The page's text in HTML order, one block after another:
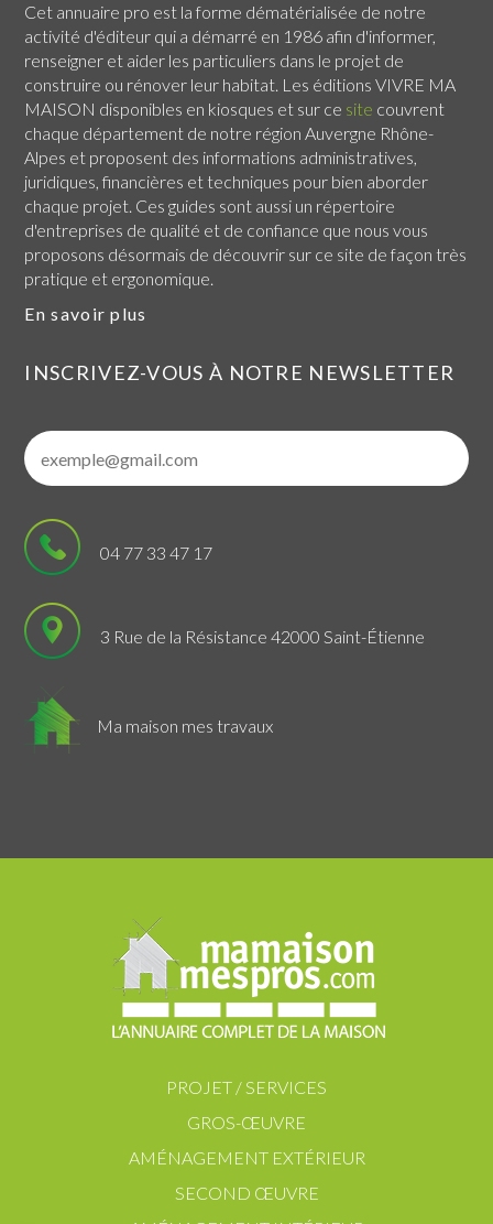
Cet annuaire pro est la forme dématérialisée de notre
activité d'éditeur qui a démarré en 1986 afin d'informer,
renseigner et aider les particuliers dans le projet de
construire ou rénover leur habitat. Les éditions VIVRE MA
MAISON disponibles en kiosques et sur ce site couvrent
chaque département de notre région Auvergne Rhône-
Alpes et proposent des informations administratives,
juridiques, financières et techniques pour bien aborder
chaque projet. Ces guides sont aussi un répertoire
d'entreprises de qualité et de confiance que nous vous
proposons désormais de découvrir sur ce site de façon très
pratique et ergonomique.
En savoir plus
INSCRIVEZ-VOUS À NOTRE NEWSLETTER
04 77 33 47 17
3 Rue de la Résistance 42000 Saint-Étienne
Ma maison mes travaux
PROJET / SERVICES
GROS-ŒUVRE
AMÉNAGEMENT EXTÉRIEUR
SECOND ŒUVRE